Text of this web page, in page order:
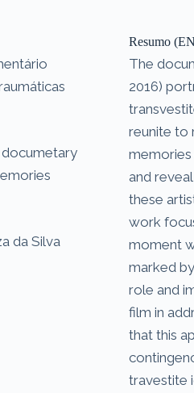
documetary
da Silva
Resumo
The
2016)
reunite to
and
these
work
moment
marked
role and
film in
that this
travestite